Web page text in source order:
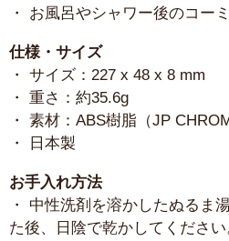
・ お風呂やシャワー後のコー
仕様・サイズ
・ サイズ：227 x 48 x 8 mm
・ 重さ：約35.6g
・ 素材：ABS樹脂（JP
・ 日本製
お手入れ方法
・ 中性洗剤を溶かしたぬるま
た後、日陰で乾かしてください